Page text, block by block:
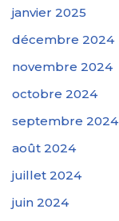
janvier 2025
décembre 2024
novembre 2024
octobre 2024
septembre 2024
août 2024
juillet 2024
juin 2024